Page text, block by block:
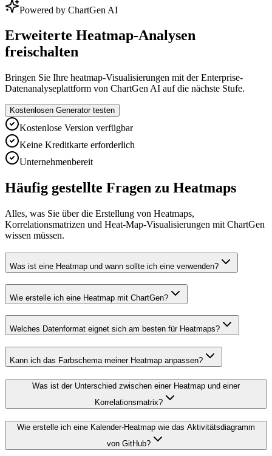
Powered by ChartGen AI
Erweiterte Heatmap-Analysen
freischalten
Bringen Sie Ihre heatmap-Visualisierungen mit der Enterprise-
Datenanalyseplattform von ChartGen AI auf die nächste Stufe.
Kostenlosen Generator testen
Kostenlose Version verfügbar
Keine Kreditkarte erforderlich
Unternehmenbereit
Häufig gestellte Fragen zu Heatmaps
Alles, was Sie über die Erstellung von Heatmaps,
Korrelationsmatrizen und Heat-Map-Visualisierungen mit ChartGen
wissen müssen.
Was ist eine Heatmap und wann sollte ich eine verwenden?
Wie erstelle ich eine Heatmap mit ChartGen?
Welches Datenformat eignet sich am besten für Heatmaps?
Kann ich das Farbschema meiner Heatmap anpassen?
Was ist der Unterschied zwischen einer Heatmap und einer
Korrelationsmatrix?
Wie erstelle ich eine Kalender-Heatmap wie das Aktivitätsdiagramm
von GitHub?